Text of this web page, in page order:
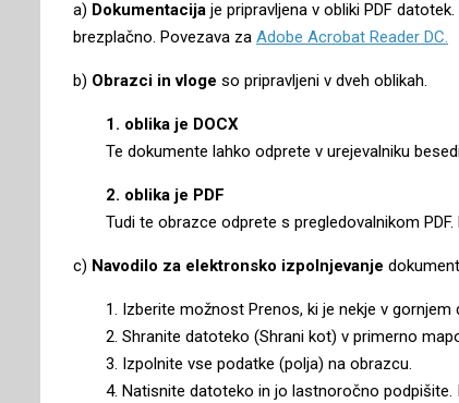
a) Dokumentacija je pripravljena v obliki PDF
brezplačno. Povezava za Adobe Acrobat Reader DC.
b) Obrazci in vloge so pripravljeni v dveh oblikah.
1. oblika je DOCX
Te dokumente lahko odprete v urejevalniku
2. oblika je PDF
Tudi te obrazce odprete s pregledovalnikom
c) Navodilo za elektronsko izpolnjevanje
1. Izberite možnost Prenos, ki je nekje v gornjem
2. Shranite datoteko (Shrani kot) v primerno
3. Izpolnite vse podatke (polja) na obrazcu.
4. Natisnite datoteko in jo lastnoročno